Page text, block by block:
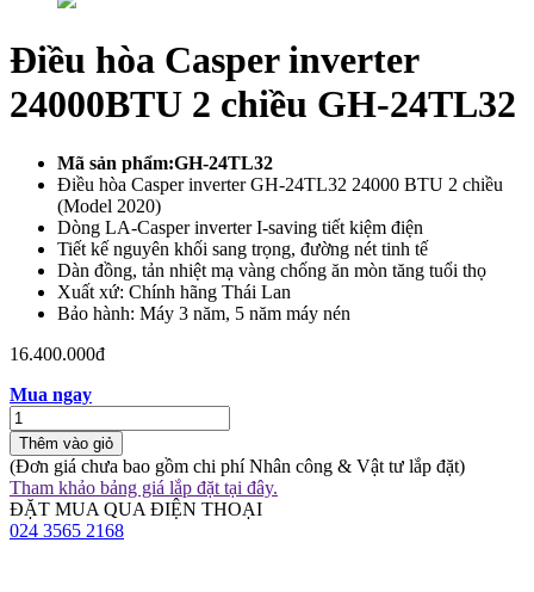
Điều hòa Casper inverter
24000BTU 2 chiều GH-24TL32
Mã sản phẩm:GH-24TL32
Điều hòa Casper inverter GH-24TL32 24000 BTU 2 chiều
(Model 2020)
Dòng LA-Casper inverter I-saving tiết kiệm điện
Tiết kế nguyên khối sang trọng, đường nét tinh tế
Dàn đồng, tản nhiệt mạ vàng chống ăn mòn tăng tuổi thọ
Xuất xứ: Chính hãng Thái Lan
Bảo hành: Máy 3 năm, 5 năm máy nén
16.400.000đ
Mua ngay
Thêm vào giỏ
(Đơn giá chưa bao gồm chi phí Nhân công & Vật tư lắp đặt)
Tham khảo bảng giá lắp đặt tại đây.
ĐẶT MUA QUA ĐIỆN THOẠI
024 3565 2168